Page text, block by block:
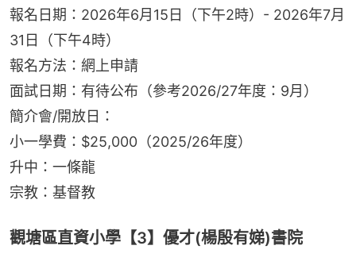
報名日期：2026年6月15日（下午2時）- 2026年7月
31日（下午4時）
報名方法：網上申請
面試日期：有待公布（參考2026/27年度：9月）
簡介會/開放日：
小一學費：$25,000（2025/26年度）
升中：一條龍
宗教：基督教
觀塘區直資小學【3】優才(楊殷有娣)書院